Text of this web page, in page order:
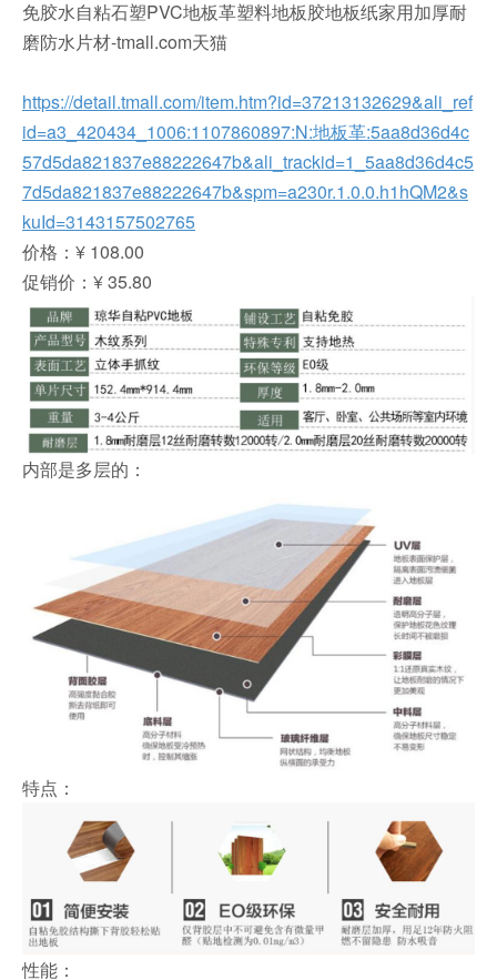
免胶水自粘石塑PVC地板革塑料地板胶地板纸家用加厚耐
磨防水片材-tmall.com天猫
https://detail.tmall.com/item.htm?id=37213132629&ali_ref
id=a3_420434_1006:1107860897:N:地板革:5aa8d36d4c
57d5da821837e88222647b&ali_trackid=1_5aa8d36d4c5
7d5da821837e88222647b&spm=a230r.1.0.0.h1hQM2&s
kuId=3143157502765
价格：¥ 108.00
促销价：¥ 35.80
内部是多层的：
特点：
性能：